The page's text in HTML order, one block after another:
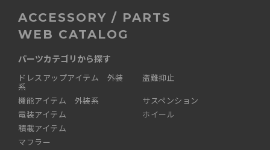
ACCESSORY / PARTS
WEB CATALOG
パーツカテゴリから探す
ドレスアップアイテム 外装
系
機能アイテム 外装系
電装アイテム
積載アイテム
マフラー
盗難抑止
サスペンション
ホイール